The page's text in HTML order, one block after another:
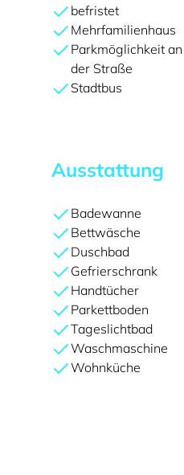
befristet
Mehrfamilienhaus
Parkmöglichkeit an
der Straße
Stadtbus
Ausstattung
Badewanne
Bettwäsche
Duschbad
Gefrierschrank
Handtücher
Parkettboden
Tageslichtbad
Waschmaschine
Wohnküche